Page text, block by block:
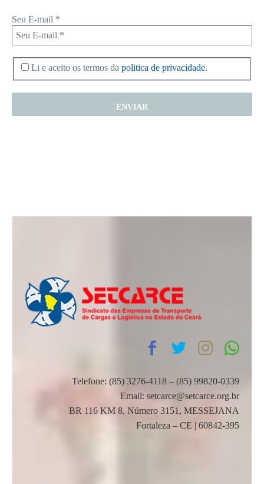
Seu E-mail *
Li e aceito os termos da politica de privacidade.
Telefone: (85) 3276-4118 – (85) 99820-0339
Email: setcarce@setcarce.org.br
BR 116 KM 8, Número 3151, MESSEJANA
Fortaleza – CE | 60842-395